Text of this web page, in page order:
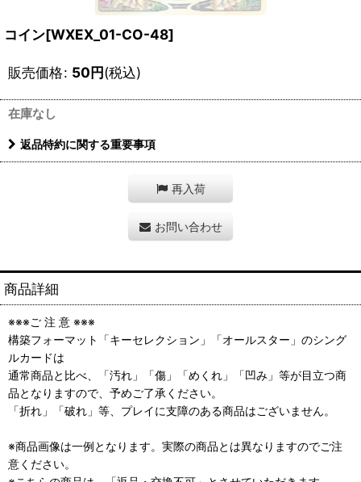
コイン[WXEX_01-CO-48]
販売価格: 50円(税込)
在庫なし
返品特約に関する重要事項
再入荷
お問い合わせ
商品詳細
※※※ご 注 意 ※※※
構築フォーマット「キーセレクション」「オールスター」のシング
ルカードは
通常商品と比べ、「汚れ」「傷」「めくれ」「凹み」等が目立つ商
品となりますので、予めご了承ください。
「折れ」「破れ」等、プレイに支障のある商品はございません。
※商品画像は一例となります。実際の商品とは異なりますのでご注
意ください。